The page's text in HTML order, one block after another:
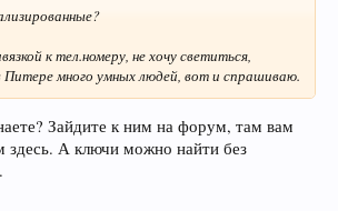
к тел.номеру, не хочу светиться,
Питере много умных людей, вот и спрашиваю.
Зайдите к ним на форум, там вам
здесь. А ключи можно найти без